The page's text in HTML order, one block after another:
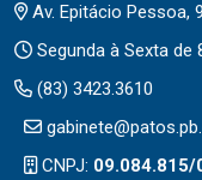
Av. Epitácio Pessoa,
Segunda à Sexta de
(83) 3423.3610
CNPJ: 09.084.815/